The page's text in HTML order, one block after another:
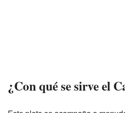
¿Con qué se sirve el